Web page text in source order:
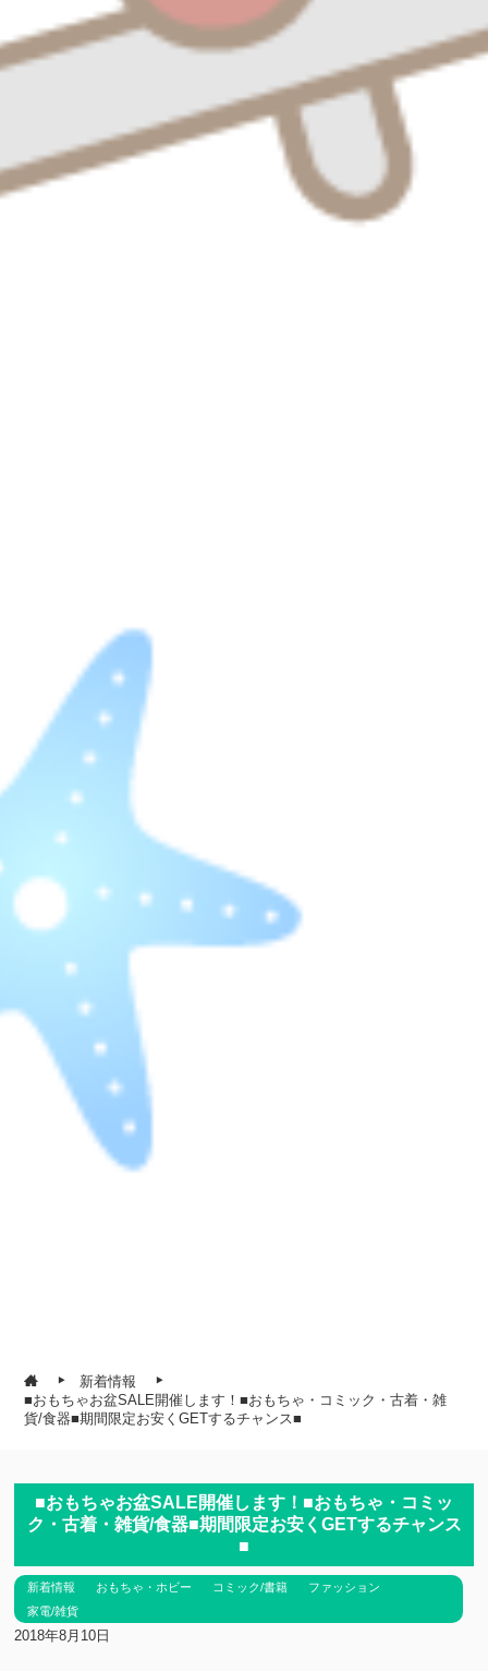
新着情報
■おもちゃお盆SALE開催します！■おもちゃ・コミック・古着・雑
貨/食器■期間限定お安くGETするチャンス■
■おもちゃお盆SALE開催します！■おもちゃ・コミッ
ク・古着・雑貨/食器■期間限定お安くGETするチャンス
■
新着情報 おもちゃ・ホビー コミック/書籍
ファッション
家電/雑貨
2018年8月10日